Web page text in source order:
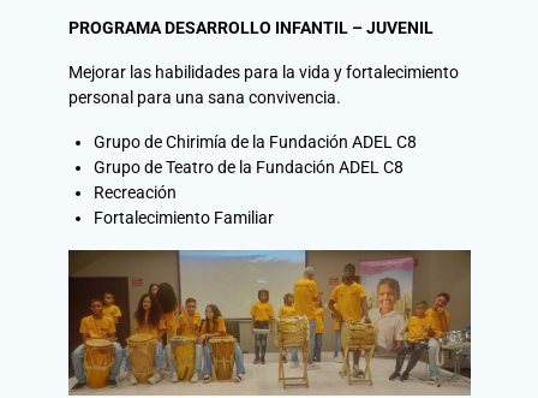
PROGRAMA DESARROLLO INFANTIL – JUVENIL
Mejorar las habilidades para la vida y fortalecimiento
personal para una sana convivencia.
Grupo de Chirimía de la Fundación ADEL C8
Grupo de Teatro de la Fundación ADEL C8
Recreación
Fortalecimiento Familiar